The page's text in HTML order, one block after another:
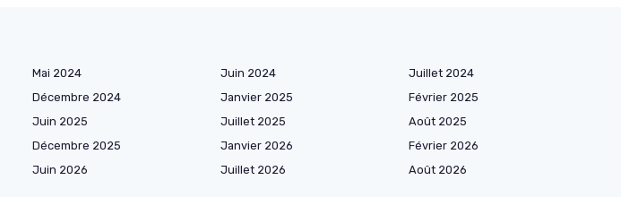
Mai 2024 Juin 2024
Juillet 2024
Décembre 2024 Janvier 2025
Février 2025
Juin 2025 Juillet 2025
Août 2025
Décembre 2025 Janvier 2026
Février 2026
Juin 2026 Juillet 2026 Août 2026